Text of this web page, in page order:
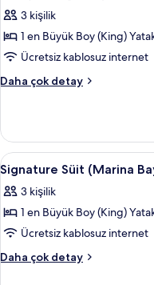
fotoğrafları
görün
Skyline
View)
hakkında
fazla
detay
Skyline
View)
için
tüm
3 kişilik
1 en Büyük Boy (King)
Ücretsiz kablosuz internet
Daha çok detay
Süit
hakkında
daha
fazla
detay
Signature
Süit
(Marina
Bay
View)
için
2
Signature Süit (Marina
3 kişilik
1 en Büyük Boy (King)
Ücretsiz kablosuz internet
Daha çok detay
Signature